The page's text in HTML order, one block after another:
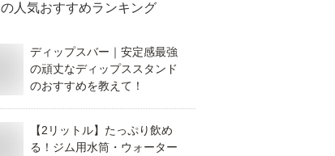
の人気おすすめランキング
ディップスバー｜安定感最強
の頑丈なディップススタンド
のおすすめを教えて！
【2リットル】たっぷり飲め
る！ジム用水筒・ウォーター